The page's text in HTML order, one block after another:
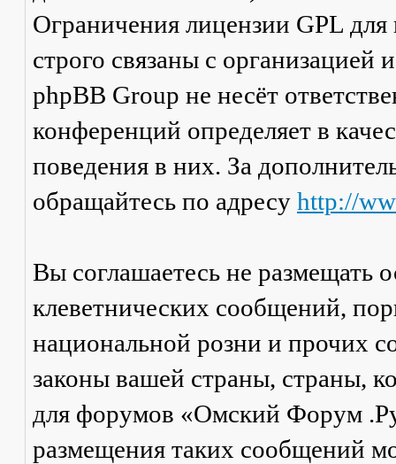
Ограничения лицензии GPL
строго связаны с
phpBB Group не несёт
конференций определяет в
поведения в них. За
обращайтесь по адресу http://
Вы соглашаетесь не размещать
клеветнических сообщений,
национальной розни и прочих
законы вашей страны, страны,
для форумов «Омский Форум
размещения таких сообщений